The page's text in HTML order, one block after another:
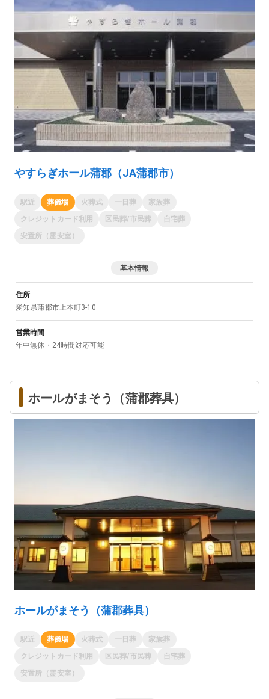
やすらぎホール蒲郡（JA蒲郡市）
駅近 葬儀場 火葬式 一日葬
家族葬
クレジットカード利用
区民葬/市民葬
自宅葬
安置所（霊安室）
基本情報
住所
愛知県蒲郡市上本町3-10
営業時間
年中無休・24時間対応可能
ホールがまそう（蒲郡葬具）
ホールがまそう（蒲郡葬具）
駅近 葬儀場 火葬式 一日葬
家族葬
クレジットカード利用
区民葬/市民葬
自宅葬
安置所（霊安室）